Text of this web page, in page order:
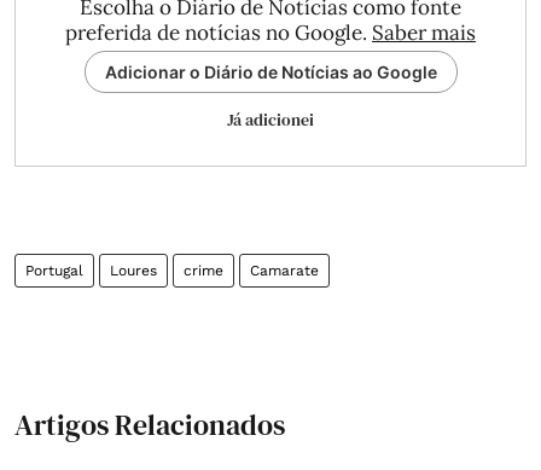
Escolha o Diário de Notícias como fonte
preferida de notícias no Google. Saber mais
Adicionar o Diário de Notícias ao Google
Já adicionei
Portugal Loures crime Camarate
Artigos Relacionados